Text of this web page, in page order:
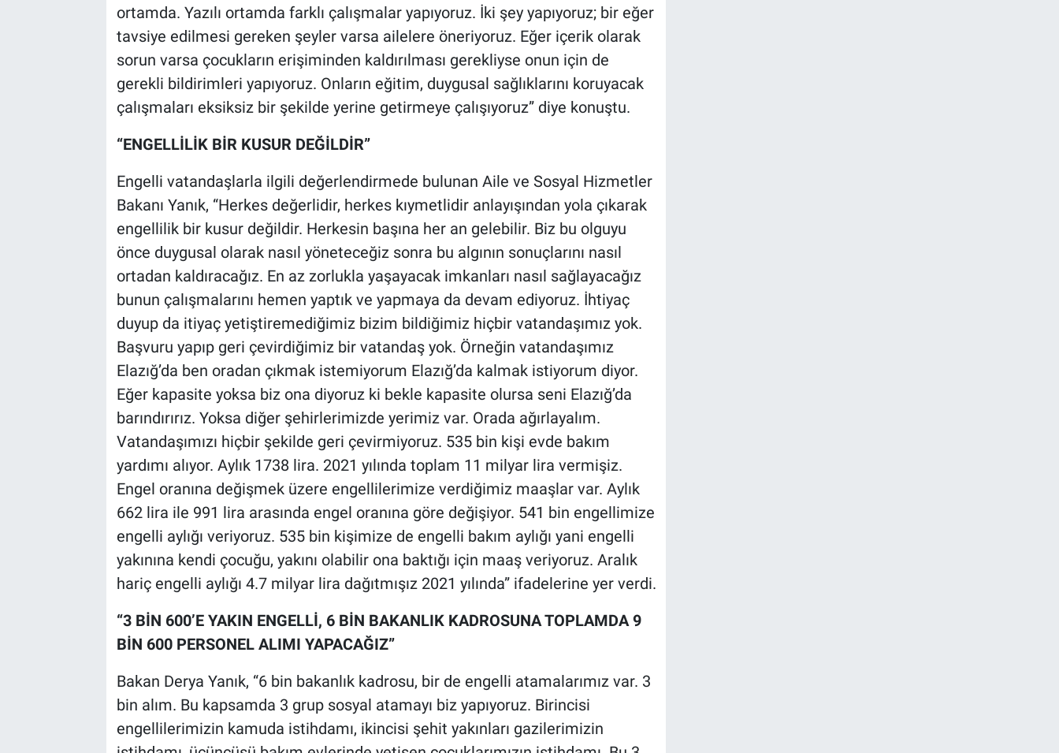
ortamda. Yazılı ortamda farklı çalışmalar yapıyoruz. İki şey yapıyoruz; bir eğer
tavsiye edilmesi gereken şeyler varsa ailelere öneriyoruz. Eğer içerik olarak
sorun varsa çocukların erişiminden kaldırılması gerekliyse onun için de
gerekli bildirimleri yapıyoruz. Onların eğitim, duygusal sağlıklarını koruyacak
çalışmaları eksiksiz bir şekilde yerine getirmeye çalışıyoruz” diye konuştu.
“ENGELLİLİK BİR KUSUR DEĞİLDİR”
Engelli vatandaşlarla ilgili değerlendirmede bulunan Aile ve Sosyal Hizmetler
Bakanı Yanık, “Herkes değerlidir, herkes kıymetlidir anlayışından yola çıkarak
engellilik bir kusur değildir. Herkesin başına her an gelebilir. Biz bu olguyu
önce duygusal olarak nasıl yöneteceğiz sonra bu algının sonuçlarını nasıl
ortadan kaldıracağız. En az zorlukla yaşayacak imkanları nasıl sağlayacağız
bunun çalışmalarını hemen yaptık ve yapmaya da devam ediyoruz. İhtiyaç
duyup da itiyaç yetiştiremediğimiz bizim bildiğimiz hiçbir vatandaşımız yok.
Başvuru yapıp geri çevirdiğimiz bir vatandaş yok. Örneğin vatandaşımız
Elazığ’da ben oradan çıkmak istemiyorum Elazığ’da kalmak istiyorum diyor.
Eğer kapasite yoksa biz ona diyoruz ki bekle kapasite olursa seni Elazığ’da
barındırırız. Yoksa diğer şehirlerimizde yerimiz var. Orada ağırlayalım.
Vatandaşımızı hiçbir şekilde geri çevirmiyoruz. 535 bin kişi evde bakım
yardımı alıyor. Aylık 1738 lira. 2021 yılında toplam 11 milyar lira vermişiz.
Engel oranına değişmek üzere engellilerimize verdiğimiz maaşlar var. Aylık
662 lira ile 991 lira arasında engel oranına göre değişiyor. 541 bin engellimize
engelli aylığı veriyoruz. 535 bin kişimize de engelli bakım aylığı yani engelli
yakınına kendi çocuğu, yakını olabilir ona baktığı için maaş veriyoruz. Aralık
hariç engelli aylığı 4.7 milyar lira dağıtmışız 2021 yılında” ifadelerine yer verdi.
“3 BİN 600’E YAKIN ENGELLİ, 6 BİN BAKANLIK KADROSUNA TOPLAMDA 9
BİN 600 PERSONEL ALIMI YAPACAĞIZ”
Bakan Derya Yanık, “6 bin bakanlık kadrosu, bir de engelli atamalarımız var. 3
bin alım. Bu kapsamda 3 grup sosyal atamayı biz yapıyoruz. Birincisi
engellilerimizin kamuda istihdamı, ikincisi şehit yakınları gazilerimizin